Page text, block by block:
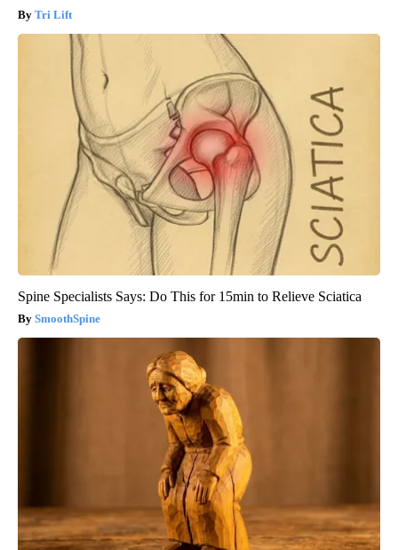
Tri Lift
Spine Specialists Says: Do This for 15min to Relieve Sciatica
SmoothSpine